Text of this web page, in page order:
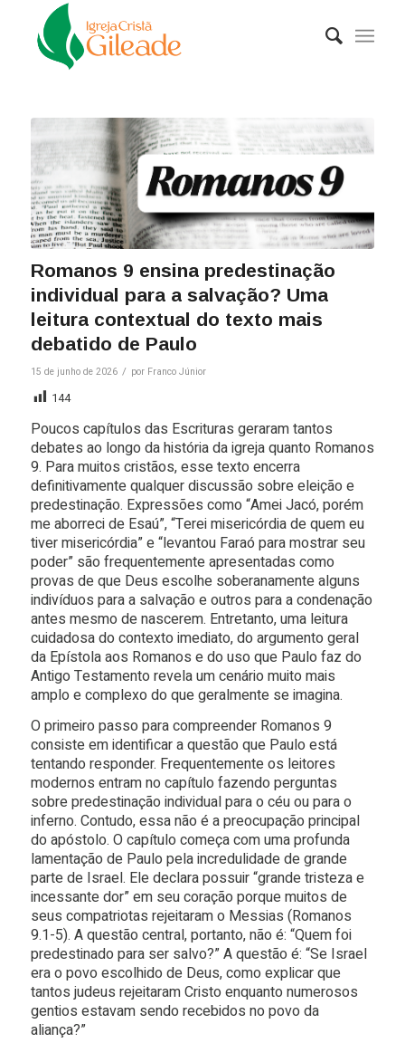
Romanos 9 ensina predestinação
individual para a salvação? Uma
leitura contextual do texto mais
debatido de Paulo
15 de junho de 2026 / por Franco Júnior
144
Poucos capítulos das Escrituras geraram tantos
debates ao longo da história da igreja quanto Romanos
9. Para muitos cristãos, esse texto encerra
definitivamente qualquer discussão sobre eleição e
predestinação. Expressões como “Amei Jacó, porém
me aborreci de Esaú”, “Terei misericórdia de quem eu
tiver misericórdia” e “levantou Faraó para mostrar seu
poder” são frequentemente apresentadas como
provas de que Deus escolhe soberanamente alguns
indivíduos para a salvação e outros para a condenação
antes mesmo de nascerem. Entretanto, uma leitura
cuidadosa do contexto imediato, do argumento geral
da Epístola aos Romanos e do uso que Paulo faz do
Antigo Testamento revela um cenário muito mais
amplo e complexo do que geralmente se imagina.
O primeiro passo para compreender Romanos 9
consiste em identificar a questão que Paulo está
tentando responder. Frequentemente os leitores
modernos entram no capítulo fazendo perguntas
sobre predestinação individual para o céu ou para o
inferno. Contudo, essa não é a preocupação principal
do apóstolo. O capítulo começa com uma profunda
lamentação de Paulo pela incredulidade de grande
parte de Israel. Ele declara possuir “grande tristeza e
incessante dor” em seu coração porque muitos de
seus compatriotas rejeitaram o Messias (Romanos
9.1-5). A questão central, portanto, não é: “Quem foi
predestinado para ser salvo?” A questão é: “Se Israel
era o povo escolhido de Deus, como explicar que
tantos judeus rejeitaram Cristo enquanto numerosos
gentios estavam sendo recebidos no povo da
aliança?”